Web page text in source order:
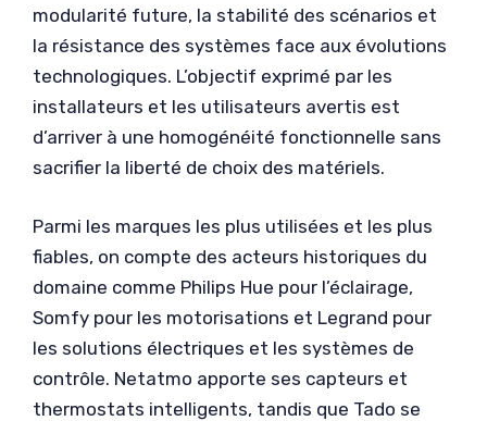
modularité future, la stabilité des scénarios et
la résistance des systèmes face aux évolutions
technologiques. L’objectif exprimé par les
installateurs et les utilisateurs avertis est
d’arriver à une homogénéité fonctionnelle sans
sacrifier la liberté de choix des matériels.
Parmi les marques les plus utilisées et les plus
fiables, on compte des acteurs historiques du
domaine comme Philips Hue pour l’éclairage,
Somfy pour les motorisations et Legrand pour
les solutions électriques et les systèmes de
contrôle. Netatmo apporte ses capteurs et
thermostats intelligents, tandis que Tado se